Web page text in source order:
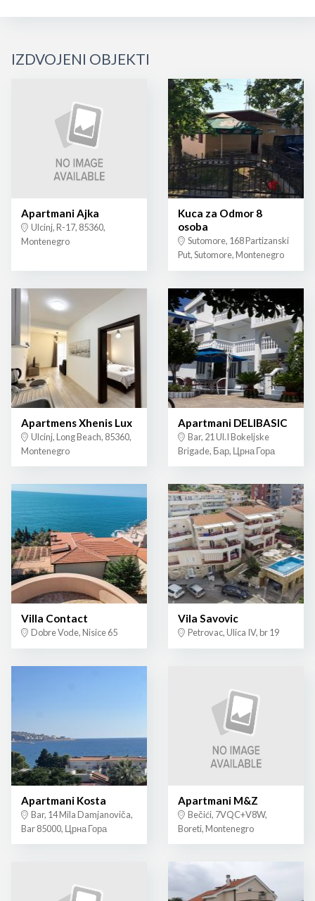
IZDVOJENI OBJEKTI
Apartmani Ajka
Ulcinj, R-17, 85360,
Montenegro
Kuca za Odmor 8
osoba
Sutomore, 168 Partizanski
Put, Sutomore, Montenegro
Apartmens Xhenis Lux
Ulcinj, Long Beach, 85360,
Montenegro
Apartmani DELIBASIC
Bar, 21 Ul.I Bokeljske
Brigade, Бар, Црна Гора
Villa Contact
Dobre Vode, Nisice 65
Vila Savovic
Petrovac, Ulica IV, br 19
Apartmani Kosta
Bar, 14 Mila Damjanoviča,
Bar 85000, Црна Гора
Apartmani M&Z
Bečići, 7VQC+V8W,
Boreti, Montenegro